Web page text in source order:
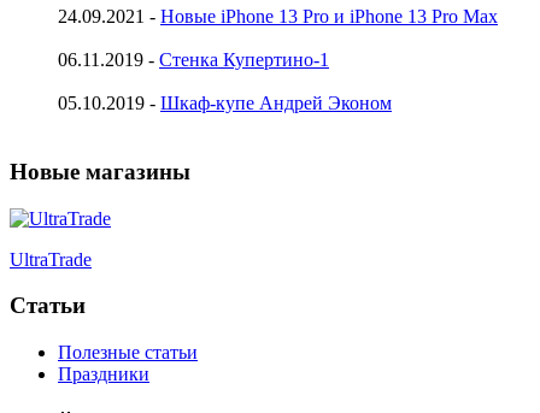
24.09.2021 - Новые iPhone 13 Pro и iPhone 13 Pro Max
06.11.2019 - Стенка Купертино-1
05.10.2019 - Шкаф-купе Андрей Эконом
Новые магазины
UltraTrade
Статьи
Полезные статьи
Праздники